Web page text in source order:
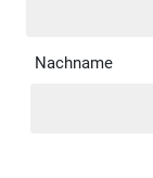
Nachname